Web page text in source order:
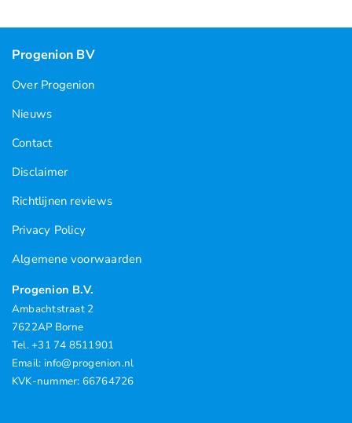
Progenion BV
Over Progenion
Nieuws
Contact
Disclaimer
Richtlijnen reviews
Privacy Policy
Algemene voorwaarden
Progenion B.V.
Ambachtstraat 2
7622AP Borne
Tel. +31 74 8511901
Email: info@progenion.nl
KVK-nummer: 66764726